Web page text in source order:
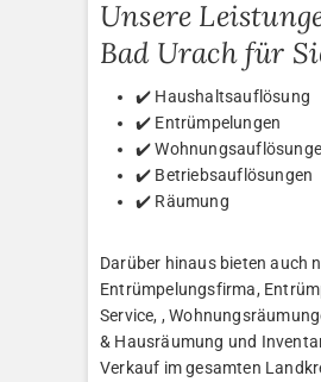
Unsere
Bad Urach für
✔️ Haushaltsauflösung
✔️ Entrümpelungen
✔️
✔️ Betriebsauflösungen
✔️ Räumung
Darüber hinaus bieten auch
Entrümpelungsfirma,
Service, ,
& Hausräumung und
Verkauf im gesamten